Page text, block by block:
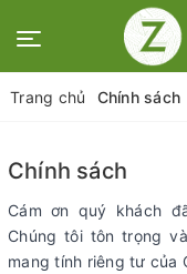
Trang chủ Chính sách
Chính sách
Cám ơn quý khách
Chúng tôi tôn trọng
mang tính riêng tư của